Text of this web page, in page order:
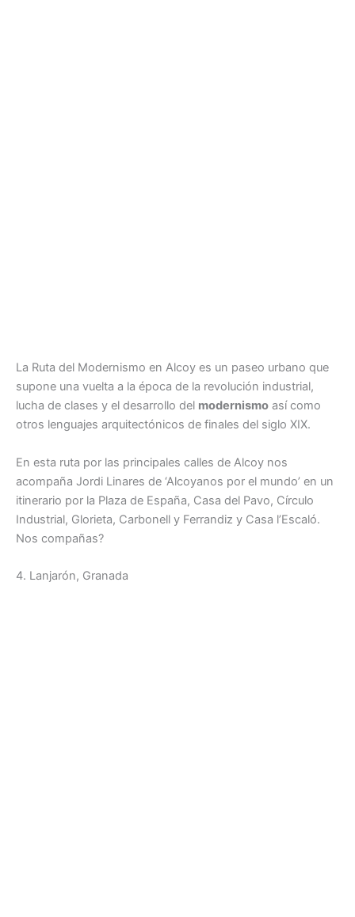
La Ruta del Modernismo en Alcoy es un paseo urbano que
supone una vuelta a la época de la revolución industrial,
lucha de clases y el desarrollo del modernismo así como
otros lenguajes arquitectónicos de finales del siglo XIX.
En esta ruta por las principales calles de Alcoy nos
acompaña Jordi Linares de ‘Alcoyanos por el mundo’ en un
itinerario por la Plaza de España, Casa del Pavo, Círculo
Industrial, Glorieta, Carbonell y Ferrandiz y Casa l’Escaló.
Nos compañas?
4. Lanjarón, Granada